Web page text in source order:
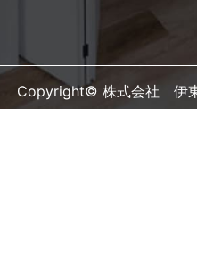
Copyright© 株式会社 伊